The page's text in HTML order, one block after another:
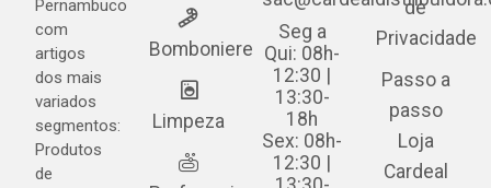
Pernambuco
com
artigos
dos mais
variados
segmentos:
Produtos
de
Bomboniere
Limpeza
Seg a
Qui: 08h-
12:30 |
13:30-
18h
Sex: 08h-
12:30 |
de
Privacidade
Passo a
passo
Loja
Cardeal